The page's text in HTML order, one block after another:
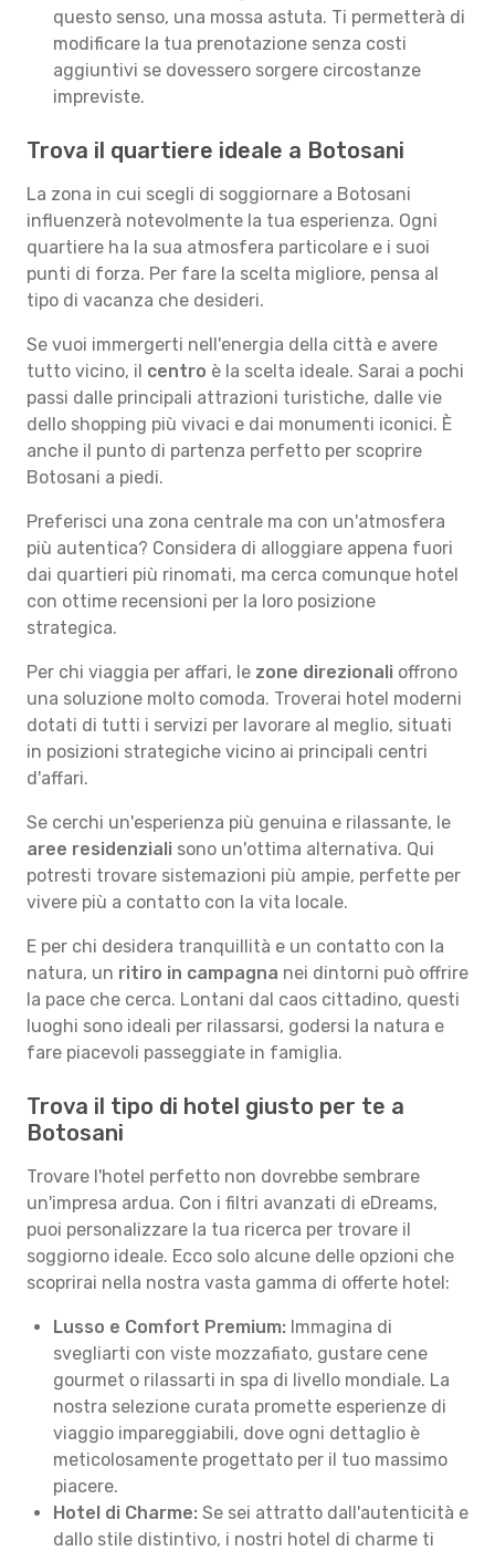
questo senso, una mossa astuta. Ti permetterà di
modificare la tua prenotazione senza costi
aggiuntivi se dovessero sorgere circostanze
impreviste.
Trova il quartiere ideale a Botosani
La zona in cui scegli di soggiornare a Botosani
influenzerà notevolmente la tua esperienza. Ogni
quartiere ha la sua atmosfera particolare e i suoi
punti di forza. Per fare la scelta migliore, pensa al
tipo di vacanza che desideri.
Se vuoi immergerti nell'energia della città e avere
tutto vicino, il centro è la scelta ideale. Sarai a pochi
passi dalle principali attrazioni turistiche, dalle vie
dello shopping più vivaci e dai monumenti iconici. È
anche il punto di partenza perfetto per scoprire
Botosani a piedi.
Preferisci una zona centrale ma con un'atmosfera
più autentica? Considera di alloggiare appena fuori
dai quartieri più rinomati, ma cerca comunque hotel
con ottime recensioni per la loro posizione
strategica.
Per chi viaggia per affari, le zone direzionali offrono
una soluzione molto comoda. Troverai hotel moderni
dotati di tutti i servizi per lavorare al meglio, situati
in posizioni strategiche vicino ai principali centri
d'affari.
Se cerchi un'esperienza più genuina e rilassante, le
aree residenziali sono un'ottima alternativa. Qui
potresti trovare sistemazioni più ampie, perfette per
vivere più a contatto con la vita locale.
E per chi desidera tranquillità e un contatto con la
natura, un ritiro in campagna nei dintorni può offrire
la pace che cerca. Lontani dal caos cittadino, questi
luoghi sono ideali per rilassarsi, godersi la natura e
fare piacevoli passeggiate in famiglia.
Trova il tipo di hotel giusto per te a
Botosani
Trovare l'hotel perfetto non dovrebbe sembrare
un'impresa ardua. Con i filtri avanzati di eDreams,
puoi personalizzare la tua ricerca per trovare il
soggiorno ideale. Ecco solo alcune delle opzioni che
scoprirai nella nostra vasta gamma di offerte hotel:
Lusso e Comfort Premium: Immagina di
svegliarti con viste mozzafiato, gustare cene
gourmet o rilassarti in spa di livello mondiale. La
nostra selezione curata promette esperienze di
viaggio impareggiabili, dove ogni dettaglio è
meticolosamente progettato per il tuo massimo
piacere.
Hotel di Charme: Se sei attratto dall'autenticità e
dallo stile distintivo, i nostri hotel di charme ti